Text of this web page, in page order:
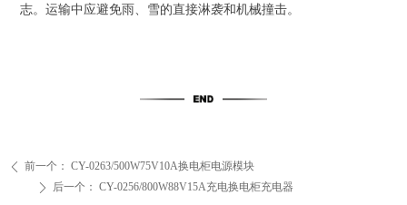
志。运输中应避免雨、雪的直接淋袭和机械撞击。
ꄴ 前一个： CY-0263/500W75V10A换电柜电源模块
ꄲ 后一个： CY-0256/800W88V15A充电换电柜充电器